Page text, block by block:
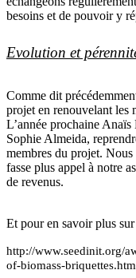
besoins et de pouvoir y
Evolution et
Comme dit
projet en renouvelant les
L’année prochaine
Sophie Almeida,
membres du projet. Nous
fasse plus appel à notre
de revenus.
Et pour en savoir plus
http://www.seedinit.org/
of-biomass-